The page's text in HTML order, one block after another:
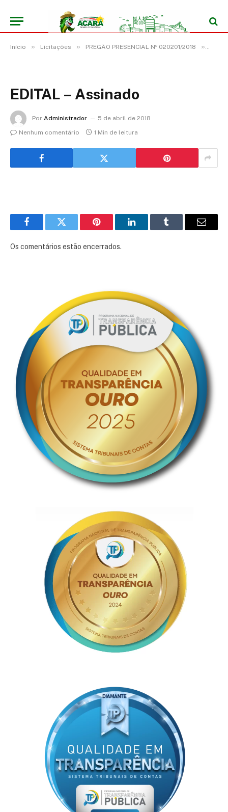
Início » Licitações » PREGÃO PRESENCIAL Nº 020201/2018 »
EDITAL – Assinado
Por Administrador
5 de abril de 2018
Nenhum comentário
1 Min de leitura
FacebookTwitter Pinterest LinkedInTumblr
E-
Os comentários estão encerrados.